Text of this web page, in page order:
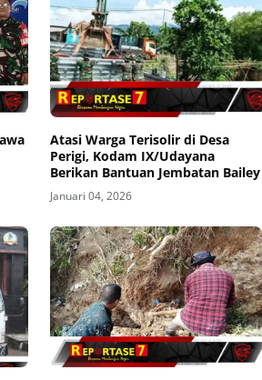
Atasi Warga Terisolir di Desa
Perigi, Kodam IX/Udayana
Berikan Bantuan Jembatan Bailey
Januari 04, 2026